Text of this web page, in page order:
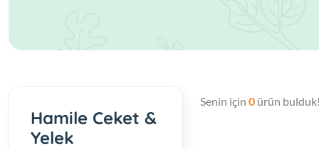
Senin için 0ürün
Hamile Ceket &
Yelek